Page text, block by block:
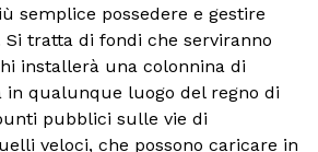
semplice possedere e gestire
Si tratta di fondi che serviranno
installerà una colonnina di
in qualunque luogo del regno di
pubblici sulle vie di
veloci, che possono caricare in